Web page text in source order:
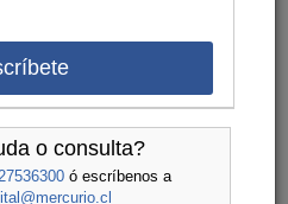
o consulta?
ó escríbenos a